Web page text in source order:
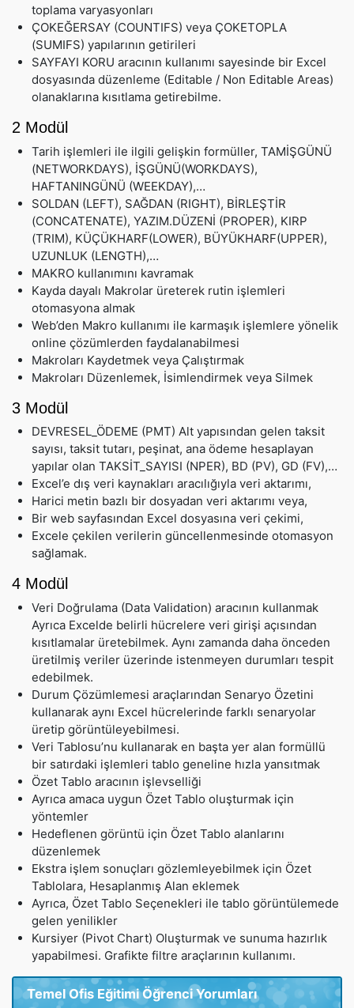
toplama varyasyonları
ÇOKEĞERSAY (COUNTIFS) veya ÇOKETOPLA
(SUMIFS) yapılarının getirileri
SAYFAYI KORU aracının kullanımı sayesinde bir Excel
dosyasında düzenleme (Editable / Non Editable Areas)
olanaklarına kısıtlama getirebilme.
2 Modül
Tarih işlemleri ile ilgili gelişkin formüller, TAMİŞGÜNÜ
(NETWORKDAYS), İŞGÜNÜ(WORKDAYS),
HAFTANINGÜNÜ (WEEKDAY),…
SOLDAN (LEFT), SAĞDAN (RIGHT), BİRLEŞTİR
(CONCATENATE), YAZIM.DÜZENİ (PROPER), KIRP
(TRIM), KÜÇÜKHARF(LOWER), BÜYÜKHARF(UPPER),
UZUNLUK (LENGTH),…
MAKRO kullanımını kavramak
Kayda dayalı Makrolar üreterek rutin işlemleri
otomasyona almak
Web’den Makro kullanımı ile karmaşık işlemlere yönelik
online çözümlerden faydalanabilmesi
Makroları Kaydetmek veya Çalıştırmak
Makroları Düzenlemek, İsimlendirmek veya Silmek
3 Modül
DEVRESEL_ÖDEME (PMT) Alt yapısından gelen taksit
sayısı, taksit tutarı, peşinat, ana ödeme hesaplayan
yapılar olan TAKSİT_SAYISI (NPER), BD (PV), GD (FV),…
Excel’e dış veri kaynakları aracılığıyla veri aktarımı,
Harici metin bazlı bir dosyadan veri aktarımı veya,
Bir web sayfasından Excel dosyasına veri çekimi,
Excele çekilen verilerin güncellenmesinde otomasyon
sağlamak.
4 Modül
Veri Doğrulama (Data Validation) aracının kullanmak
Ayrıca Excelde belirli hücrelere veri girişi açısından
kısıtlamalar üretebilmek. Aynı zamanda daha önceden
üretilmiş veriler üzerinde istenmeyen durumları tespit
edebilmek.
Durum Çözümlemesi araçlarından Senaryo Özetini
kullanarak aynı Excel hücrelerinde farklı senaryolar
üretip görüntüleyebilmesi.
Veri Tablosu’nu kullanarak en başta yer alan formüllü
bir satırdaki işlemleri tablo geneline hızla yansıtmak
Özet Tablo aracının işlevselliği
Ayrıca amaca uygun Özet Tablo oluşturmak için
yöntemler
Hedeflenen görüntü için Özet Tablo alanlarını
düzenlemek
Ekstra işlem sonuçları gözlemleyebilmek için Özet
Tablolara, Hesaplanmış Alan eklemek
Ayrıca, Özet Tablo Seçenekleri ile tablo görüntülemede
gelen yenilikler
Kursiyer (Pivot Chart) Oluşturmak ve sunuma hazırlık
yapabilmesi. Grafikte filtre araçlarının kullanımı.
Temel Ofis Eğitimi Öğrenci Yorumları